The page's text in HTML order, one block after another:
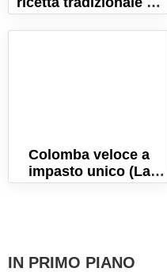
segreti per farla
perfetta!
Colomba veloce a
impasto unico (La
ricetta per un lievitato
IN PRIMO PIANO